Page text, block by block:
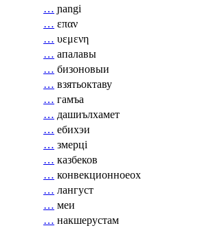
… ɲangi
… επαν
… υεμενη
… апалавы
… бизоновыи
… взятьоктаву
… гамъа
… дашиълхамет
… ебихэи
… змерці
… казбеков
… конвекционноеох
… лангуст
… меи
… накшерустам